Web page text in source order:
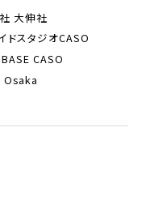
大伸社
ドスタジオCASO
CASO